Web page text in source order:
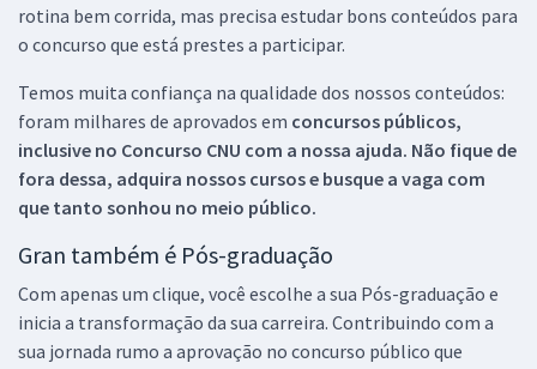
rotina bem corrida, mas precisa estudar bons conteúdos para
o concurso que está prestes a participar.
Temos muita confiança na qualidade dos nossos conteúdos:
foram milhares de aprovados em concursos públicos,
inclusive no Concurso CNU com a nossa ajuda. Não fique de
fora dessa, adquira nossos cursos e busque a vaga com
que tanto sonhou no meio público.
Gran também é Pós-graduação
Com apenas um clique, você escolhe a sua Pós-graduação e
inicia a transformação da sua carreira. Contribuindo com a
sua jornada rumo a aprovação no concurso público que